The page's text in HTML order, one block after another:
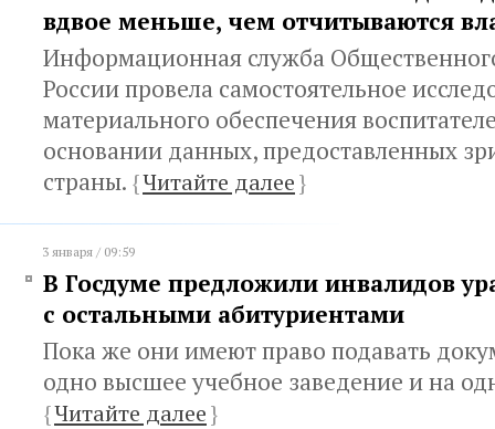
вдвое меньше, чем отчитываются
Информационная служба
России провела самостоятельное
материального обеспечения
основании данных, предоставленных
страны. {Читайте далее}
3 января / 09:59
В Госдуме предложили инвалидов
с остальными абитуриентами
Пока же они имеют право подавать
одно высшее учебное заведение и на
{Читайте далее}